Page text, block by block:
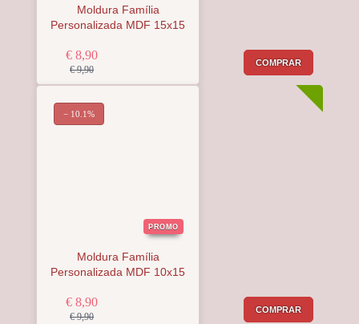
Moldura Família
Personalizada MDF 15x15
€ 8,90
€ 9,90
COMPRAR
PROMO
Moldura Família
Personalizada MDF 10x15
€ 8,90
€ 9,90
COMPRAR
− 10.1%